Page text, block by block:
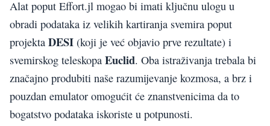
Alat poput Effort.jl mogao bi imati ključnu ulogu u
obradi podataka iz velikih kartiranja svemira poput
projekta DESI (koji je već objavio prve rezultate) i
svemirskog teleskopa Euclid. Oba istraživanja trebala bi
značajno produbiti naše razumijevanje kozmosa, a brz i
pouzdan emulator omogućit će znanstvenicima da to
bogatstvo podataka iskoriste u potpunosti.